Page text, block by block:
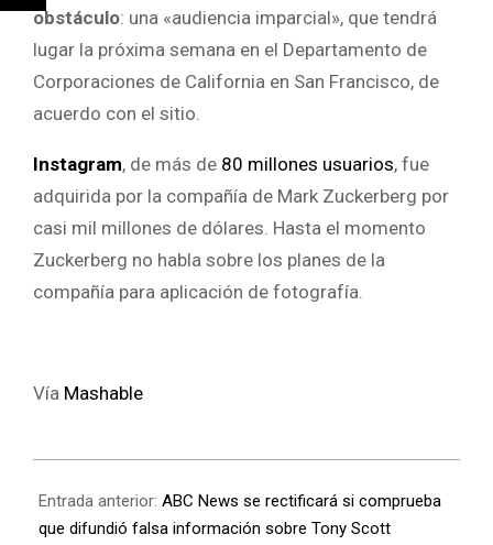
obstáculo: una «audiencia imparcial», que tendrá
lugar la próxima semana en el Departamento de
Corporaciones de California en San Francisco, de
acuerdo con el sitio.
Instagram, de más de 80 millones usuarios, fue
adquirida por la compañía de Mark Zuckerberg por
casi mil millones de dólares. Hasta el momento
Zuckerberg no habla sobre los planes de la
compañía para aplicación de fotografía.
Vía Mashable
Entrada anterior: ABC News se rectificará si comprueba
que difundió falsa información sobre Tony Scott